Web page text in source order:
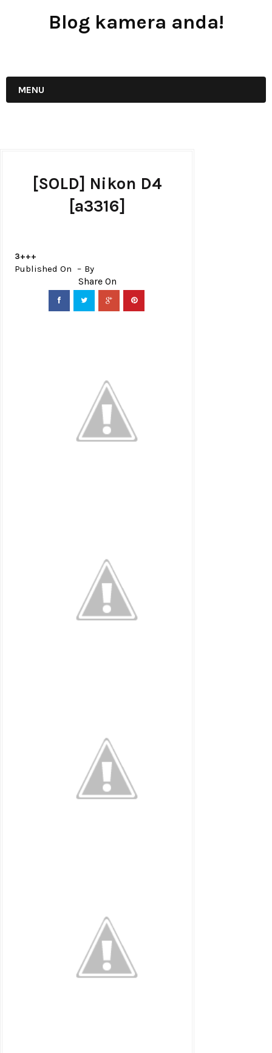
Blog kamera anda!
MENU
[SOLD] Nikon D4
[a3316]
3+++
Published On By